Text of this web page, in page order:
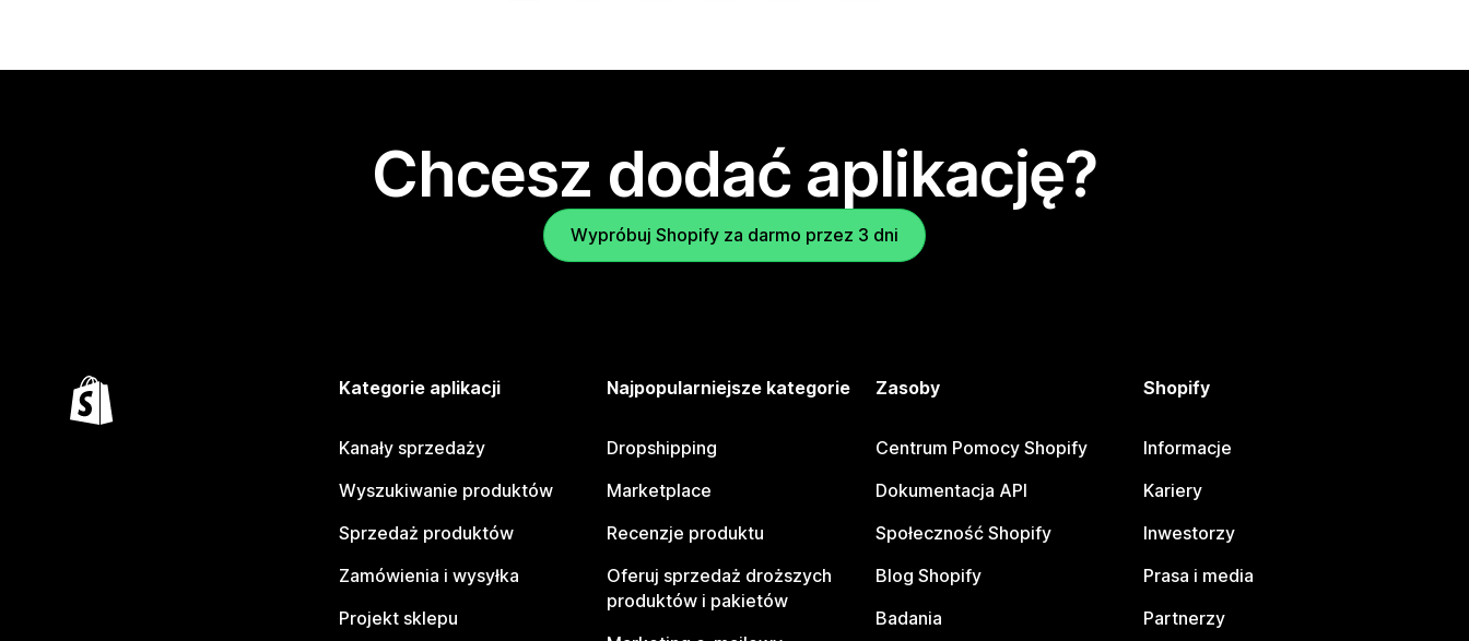
Chcesz dodać aplikację?
Wypróbuj Shopify za darmo przez 3 dni
Kategorie aplikacji
Kanały sprzedaży
Wyszukiwanie produktów
Sprzedaż produktów
Zamówienia i wysyłka
Projekt sklepu
Najpopularniejsze kategorie
Dropshipping
Marketplace
Recenzje produktu
Oferuj sprzedaż droższych
produktów i pakietów
Zasoby
Centrum Pomocy Shopify
Dokumentacja API
Społeczność Shopify
Blog Shopify
Badania
Shopify
Informacje
Kariery
Inwestorzy
Prasa i media
Partnerzy